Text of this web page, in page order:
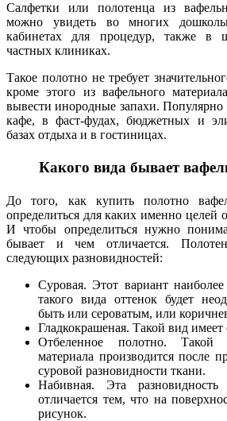
Салфетки или полотенца из
можно увидеть во многих
кабинетах для процедур, также в
частных клиниках.
Такое полотно не требует
кроме этого из вафельного
вывести инородные запахи. Популярно
кафе, в фаст-фудах, бюджетных и
базах отдыха и в гостиницах.
Какого вида бывает
До того, как купить полотно
определиться для каких именно целей
И чтобы определиться нужно
бывает и чем отличается.
следующих разновидностей:
Суровая. Этот вариант
такого вида оттенок будет
быть или сероватым, или
Гладкокрашеная. Такой вид
Отбеленное полотно. Такой
материала производится после
суровой разновидности ткани.
Набивная. Эта разновидность
отличается тем, что на
рисунок.